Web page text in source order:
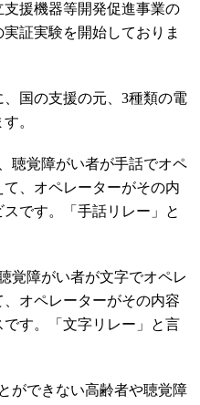
援機器等開発促進事業の
証実験を開始しておりま
国の支援の元、3種類の電
。
聴覚障がい者が手話でオペ
、オペレーターがその内
です。「手話リレー」と
覚障がい者が文字でオペレ
オペレーターがその内容
す。「文字リレー」と言
ができない高齢者や聴覚障